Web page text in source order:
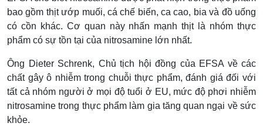
bao gồm thịt ướp muối, cá chế biến, ca cao, bia và đồ uống
có cồn khác. Cơ quan này nhấn mạnh thịt là nhóm thực
phẩm có sự tồn tại của nitrosamine lớn nhất.
Ông Dieter Schrenk, Chủ tịch hội đồng của EFSA về các
chất gây ô nhiễm trong chuỗi thực phẩm, đánh giá đối với
tất cả nhóm người ở mọi độ tuổi ở EU, mức độ phơi nhiễm
nitrosamine trong thực phẩm làm gia tăng quan ngại về sức
khỏe.